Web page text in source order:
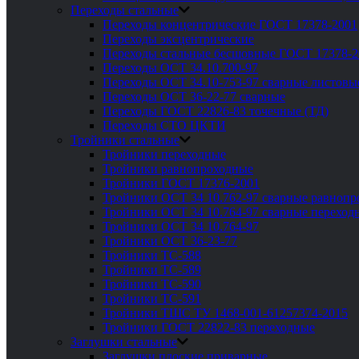
Переходы стальные
Переходы концентрические ГОСТ 17378-2001
Переходы эксцентрические
Переходы стальные бесшовные ГОСТ 17378-
Переходы ОСТ 34.10.700-97
Переходы ОСТ 34.10-753-97 сварные
Переходы ОСТ 36-22-77 сварные
Переходы ГОСТ 22826-83 точечные (ТД)
Переходы СТО ЦКТИ
Тройники стальные
Тройники переходные
Тройники равнопроходные
Тройники ГОСТ 17376-2001
Тройники ОСТ 34 10.762-97 сварные
Тройники ОСТ 34 10.764-97 сварные
Тройники ОСТ 34 10.764-97
Тройники ОСТ 36-23-77
Тройники ТС-588
Тройники ТС-589
Тройники ТС-590
Тройники ТС-591
Тройники ТШС ТУ 1468-001-61257374-2015
Тройники ГОСТ 22822-83 переходные
Заглушки стальные
Заглушки плоские приварные